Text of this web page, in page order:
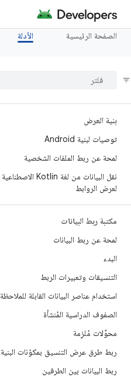
الصفحة الرئيسية الأدلة
بنية العرض
توصيات لبنية Android
لمحة عن ربط الملفات الشخصية
نقل البيانات من لغة Kotlin الاصطناعية
لعرض الروابط
مكتبة ربط البيانات
لمحة عن ربط البيانات
البدء
التنسيقات وتعبيرات الربط
استخدام عناصر البيانات القابلة للملاحظة
الصفوف الدراسية المُنشأة
محوِّلات مُلزِمة
ربط طرق عرض التنسيق بمكوّنات البنية
ربط البيانات بين الطرفين